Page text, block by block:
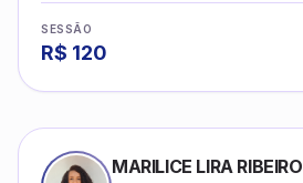
SESSÃO
R$ 120
MARILICE LIRA RIBEIRO